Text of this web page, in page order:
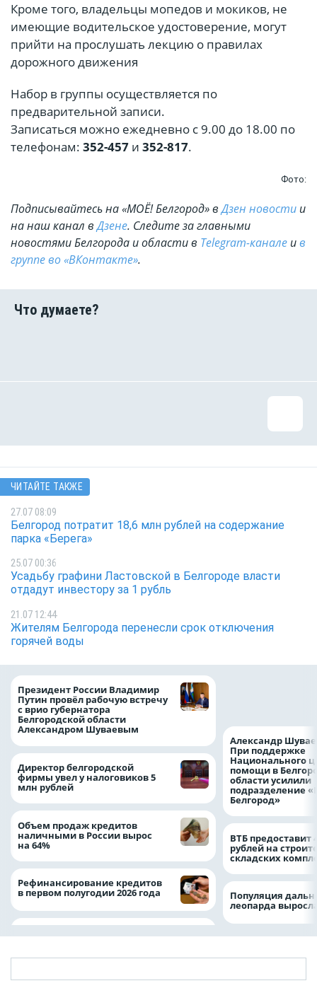
Кроме того, владельцы мопедов и мокиков, не
имеющие водительское удостоверение, могут
прийти на прослушать лекцию о правилах
дорожного движения
Набор в группы осуществляется по
предварительной записи.
Записаться можно ежедневно с 9.00 до 18.00 по
телефонам: 352-457 и 352-817.
Фото:
Подписывайтесь на «МОЁ! Белгород» вДзен новости и
на наш канал вДзене. Cледите за главными
новостями Белгорода и области в Telegram-канале ив
группе во «ВКонтакте».
ЧИТАЙТЕ ТАКЖЕ
27.07 08:09
Белгород потратит 18,6 млн рублей на содержание
парка «Берега»
25.07 00:36
Усадьбу графини Ластовской в Белгороде власти
отдадут инвестору за 1 рубль
21.07 12:44
Жителям Белгорода перенесли срок отключения
горячей воды
Президент России Владимир
Путин провёл рабочую встречу
с врио губернатора
Белгородской области
Александром Шуваевым
Директор белгородской
фирмы увел у налоговиков 5
млн рублей
Объем продаж кредитов
наличными в России вырос
на 64%
Рефинансирование кредитов
в первом полугодии 2026 года
Александр
При поддержке
Национального
помощи в
области усилили
подразделение
Белгород»
ВТБ предоставит
рублей на
складских
Популяция
леопарда